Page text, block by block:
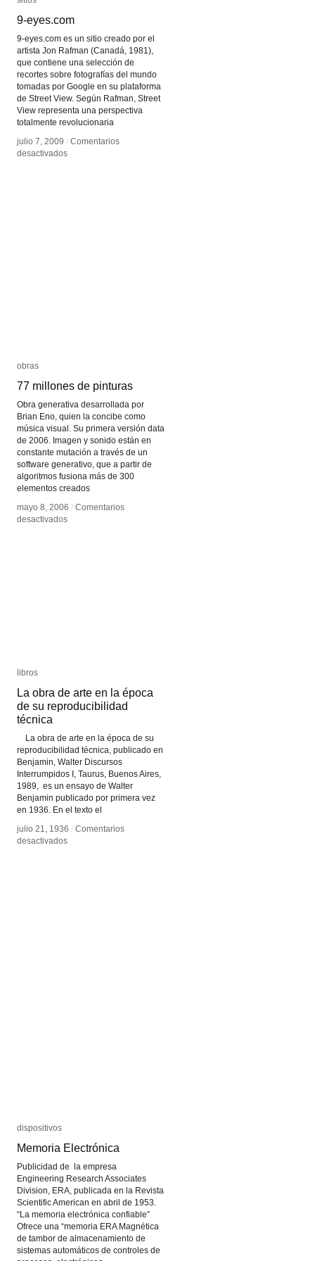
9-eyes.com
9-eyes.com es un sitio creado por el
artista Jon Rafman (Canadá, 1981),
que contiene una selección de
recortes sobre fotografías del mundo
tomadas por Google en su plataforma
de Street View. Según Rafman, Street
View representa una perspectiva
totalmente revolucionaria
julio 7, 2009 / Comentarios
desactivadosen
9-eyes.com
julio 7, 2009 / Comentarios
desactivadosen
obras
77 millones de pinturas
Obra generativa desarrollada por
Brian Eno, quien la concibe como
música visual. Su primera versión data
de 2006. Imagen y sonido están en
constante mutación a través de un
software generativo, que a partir de
algoritmos fusiona más de 300
elementos creados
mayo 8, 2006 / Comentarios
desactivadosen
obras
77 millones de pinturas
mayo 8, 2006 / Comentarios
desactivadosen
libros
La obra de arte en la época
de su reproducibilidad
técnica
La obra de arte en la época de su
reproducibilidad técnica, publicado en
Benjamin, Walter Discursos
Interrumpidos I, Taurus, Buenos Aires,
1989, es un ensayo de Walter
Benjamin publicado por primera vez
en 1936. En el texto el
julio 21, 1936 / Comentarios
desactivadosen
libros
La obra de arte en la época
de su reproducibilidad
técnica
julio 21, 1936 / Comentarios
desactivadosen
dispositivos
Memoria Electrónica
Publicidad de la empresa
Engineering Research Associates
Division, ERA, publicada en la Revista
Scientific American en abril de 1953.
“La memoria electrónica confiable”
Ofrece una “memoria ERA Magnética
de tambor de almacenamiento de
sistemas automáticos de controles de
dispositivos
Memoria Electrónica